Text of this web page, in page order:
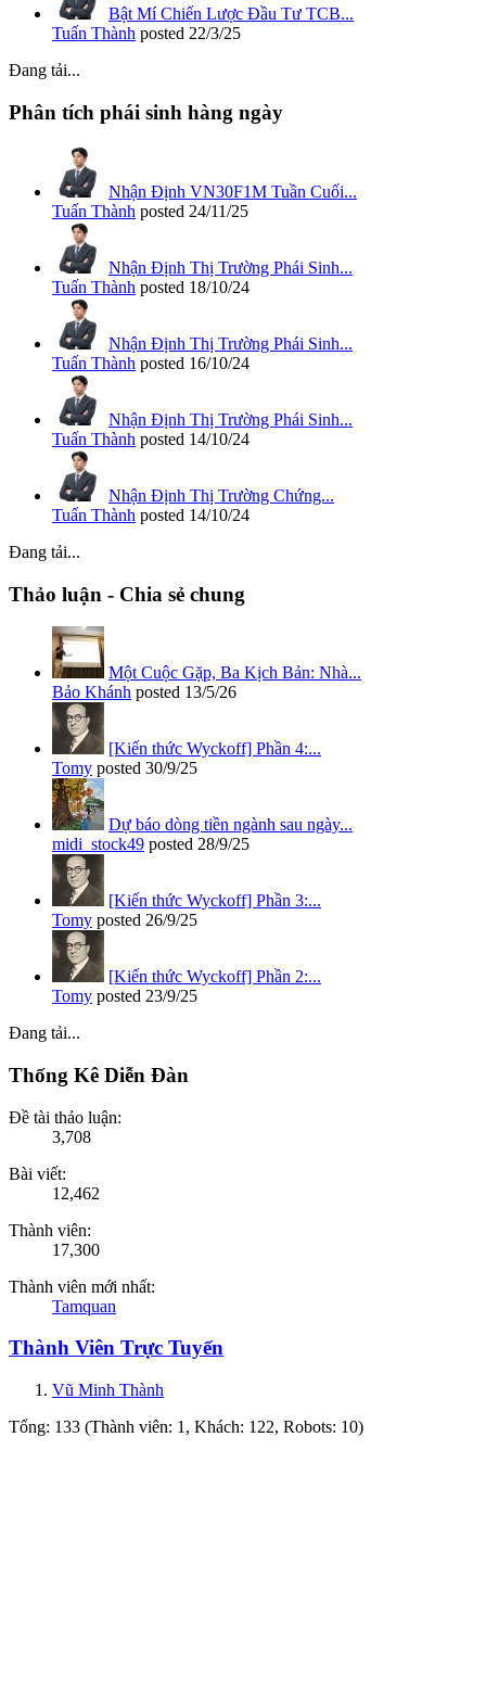
Bật Mí Chiến Lược Đầu Tư TCB...
Tuấn Thành posted 22/3/25
Đang tải...
Phân tích phái sinh hàng ngày
Nhận Định VN30F1M Tuần Cuối...
Tuấn Thành posted 24/11/25
Nhận Định Thị Trường Phái Sinh...
Tuấn Thành posted 18/10/24
Nhận Định Thị Trường Phái Sinh...
Tuấn Thành posted 16/10/24
Nhận Định Thị Trường Phái Sinh...
Tuấn Thành posted 14/10/24
Nhận Định Thị Trường Chứng...
Tuấn Thành posted 14/10/24
Đang tải...
Thảo luận - Chia sẻ chung
Một Cuộc Gặp, Ba Kịch Bản: Nhà...
Bảo Khánh posted 13/5/26
[Kiến thức Wyckoff] Phần 4:...
Tomy posted 30/9/25
Dự báo dòng tiền ngành sau ngày...
midi_stock49 posted 28/9/25
[Kiến thức Wyckoff] Phần 3:...
Tomy posted 26/9/25
[Kiến thức Wyckoff] Phần 2:...
Tomy posted 23/9/25
Đang tải...
Thống Kê Diễn Đàn
Đề tài thảo luận:
3,708
Bài viết:
12,462
Thành viên:
17,300
Thành viên mới nhất:
Tamquan
Thành Viên Trực Tuyến
Vũ Minh Thành
Tổng: 133 (Thành viên: 1, Khách: 122, Robots: 10)